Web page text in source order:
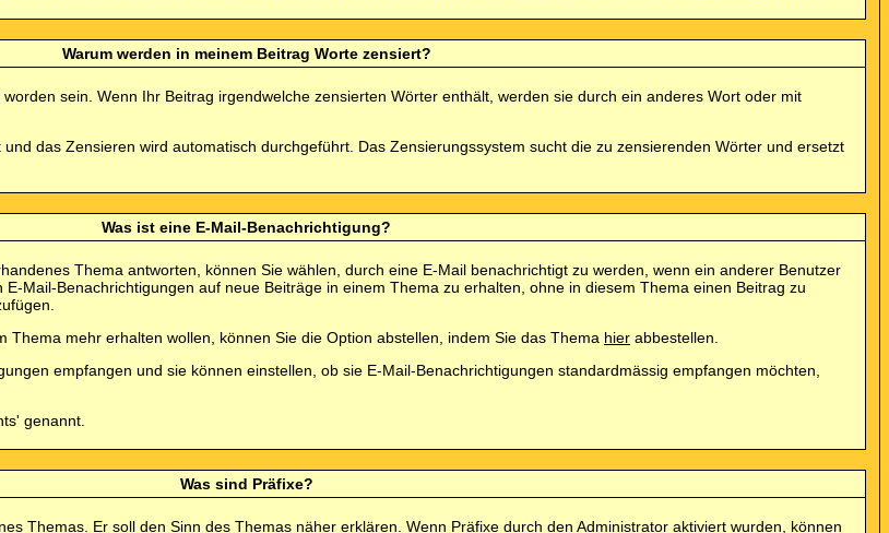
Warum werden in meinem Beitrag Worte zensiert?
sein. Wenn Ihr Beitrag irgendwelche zensierten Wörter enthält, werden sie durch ein anderes Wort oder mit
das Zensieren wird automatisch durchgeführt. Das Zensierungssystem sucht die zu zensierenden Wörter und ersetzt
Was ist eine E-Mail-Benachrichtigung?
Thema antworten, können Sie wählen, durch eine E-Mail benachrichtigt zu werden, wenn ein anderer Benutzer
Mail-Benachrichtigungen auf neue Beiträge in einem Thema zu erhalten, ohne in diesem Thema einen Beitrag zu
Thema mehr erhalten wollen, können Sie die Option abstellen, indem Sie das Thema hier abbestellen.
empfangen und sie können einstellen, ob sie E-Mail-Benachrichtigungen standardmässig empfangen möchten,
genannt.
Was sind Präfixe?
Themas. Er soll den Sinn des Themas näher erklären. Wenn Präfixe durch den Administrator aktiviert wurden, können